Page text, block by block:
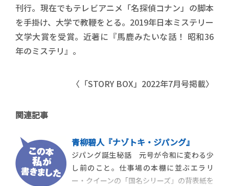
刊行。現在でもテレビアニメ「名探偵コナン」の脚本
を手掛け、大学で教鞭をとる。2019年日本ミステリー
文学大賞を受賞。近著に『馬鹿みたいな話！ 昭和36
年のミステリ』。
〈「STORY BOX」2022年7月号掲載〉
関連記事
青柳碧人『ナゾトキ・ジパング』
ジパング誕生秘話 元号が令和に変わる少
し前のこと。仕事場の本棚に並ぶエラリ
ー・クイーンの「国名シリーズ」の背表紙を